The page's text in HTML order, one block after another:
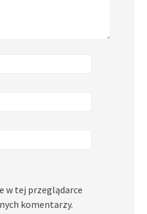
w tej przeglądarce
komentarzy.